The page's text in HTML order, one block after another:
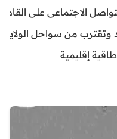
الاجتماعي على القاصرين
وتقترب من سواحل
إقليمية